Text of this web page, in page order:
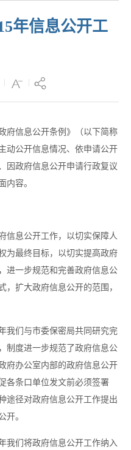
年信息公开工
府信息公开条例》（以下简称
动公开信息情况、依申请公开
因政府信息公开申请行政复议
内容。
信息公开工作，以切实保障人
为最终目标，以切实提高政府
进一步规范和完善政府信息公
，扩大政府信息公开的范围，
我们与市委保密局共同研究完
制度进一步规范了政府信息公
府办公室内部的政府信息公开
各条口单位发文前必须签署
途径对政府信息公开工作提出
开。
我们将政府信息公开工作纳入